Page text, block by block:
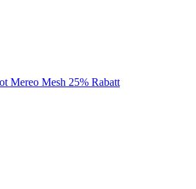
Mereo Mesh 25% Rabatt